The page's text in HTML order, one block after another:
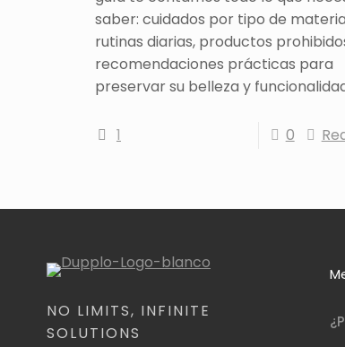
saber: cuidados por tipo de
rutinas diarias, productos
recomendaciones prácticas para
preservar su belleza y
1 0
NO LIMITS, INFINITE
SOLUTIONS